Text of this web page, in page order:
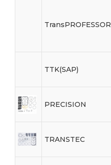
TransPROFESSOR
TTK(SAP)
PRECISION
TRANSTEC